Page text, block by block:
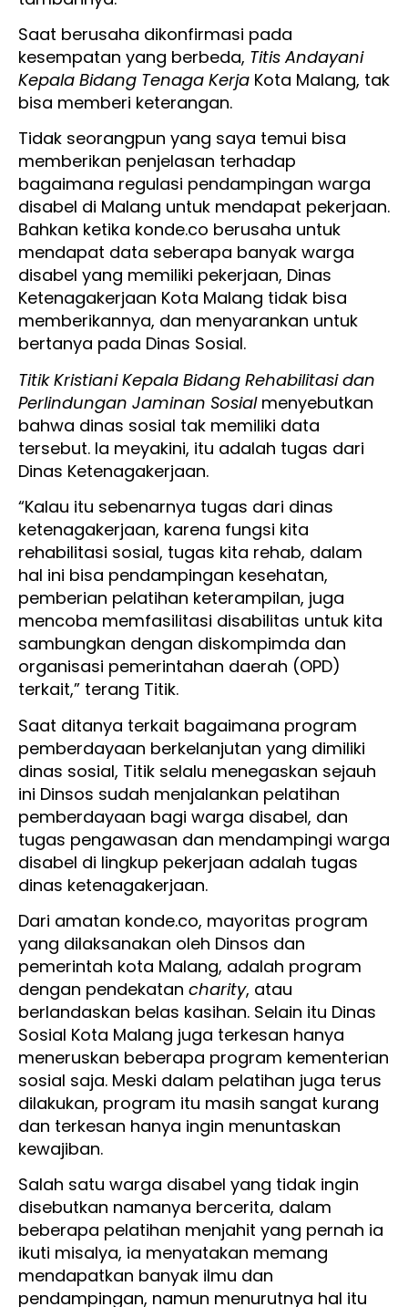
Saat berusaha dikonfirmasi pada
kesempatan yang berbeda, Titis Andayani
Kepala Bidang Tenaga Kerja Kota Malang, tak
bisa memberi keterangan.
Tidak seorangpun yang saya temui bisa
memberikan penjelasan terhadap
bagaimana regulasi pendampingan warga
disabel di Malang untuk mendapat pekerjaan.
Bahkan ketika konde.co berusaha untuk
mendapat data seberapa banyak warga
disabel yang memiliki pekerjaan, Dinas
Ketenagakerjaan Kota Malang tidak bisa
memberikannya, dan menyarankan untuk
bertanya pada Dinas Sosial.
Titik Kristiani Kepala Bidang Rehabilitasi dan
Perlindungan Jaminan Sosialmenyebutkan
bahwa dinas sosial tak memiliki data
tersebut. Ia meyakini, itu adalah tugas dari
Dinas Ketenagakerjaan.
“Kalau itu sebenarnya tugas dari dinas
ketenagakerjaan, karena fungsi kita
rehabilitasi sosial, tugas kita rehab, dalam
hal ini bisa pendampingan kesehatan,
pemberian pelatihan keterampilan, juga
mencoba memfasilitasi disabilitas untuk kita
sambungkan dengan diskompimda dan
organisasi pemerintahan daerah (OPD)
terkait,” terang Titik.
Saat ditanya terkait bagaimana program
pemberdayaan berkelanjutan yang dimiliki
dinas sosial, Titik selalu menegaskan sejauh
ini Dinsos sudah menjalankan pelatihan
pemberdayaan bagi warga disabel, dan
tugas pengawasan dan mendampingi warga
disabel di lingkup pekerjaan adalah tugas
dinas ketenagakerjaan.
Dari amatan konde.co, mayoritas program
yang dilaksanakan oleh Dinsos dan
pemerintah kota Malang, adalah program
dengan pendekatan charity, atau
berlandaskan belas kasihan. Selain itu Dinas
Sosial Kota Malang juga terkesan hanya
meneruskan beberapa program kementerian
sosial saja. Meski dalam pelatihan juga terus
dilakukan, program itu masih sangat kurang
dan terkesan hanya ingin menuntaskan
kewajiban.
Salah satu warga disabel yang tidak ingin
disebutkan namanya bercerita, dalam
beberapa pelatihan menjahit yang pernah ia
ikuti misalya, ia menyatakan memang
mendapatkan banyak ilmu dan
pendampingan, namun menurutnya hal itu